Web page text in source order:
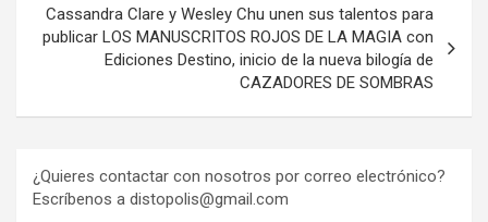
Cassandra Clare y Wesley Chu unen sus talentos para
publicar LOS MANUSCRITOS ROJOS DE LA MAGIA con
Ediciones Destino, inicio de la nueva bilogía de
CAZADORES DE SOMBRAS
¿Quieres contactar con nosotros por correo electrónico?
Escríbenos a distopolis@gmail.com